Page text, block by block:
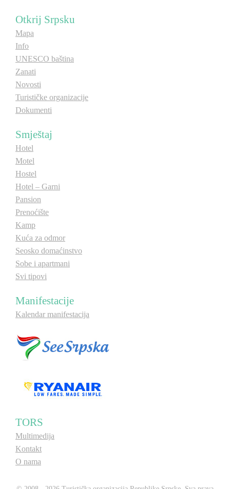
Video
E-Brochure
Otkrij Srpsku
Otkrij Srpsku
Mapa
Info
UNESCO baština
Zanati
Novosti
Turističke organizacije
Dokumenti
Smještaj
Hotel
Motel
Hostel
Hotel – Garni
Pansion
Prenoćište
Kamp
Kuća za odmor
Seosko domaćinstvo
Sobe i apartmani
Svi tipovi
Manifestacije
Kalendar manifestacija
TORS
Multimedija
Kontakt
O nama